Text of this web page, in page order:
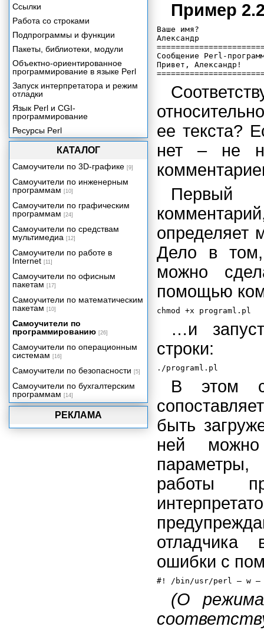
Пример
Ваше имя?
Александр
Сообщение Perl-
Привет, Александр!
ее текста?
нет – не
Первый
определяет
Дело в том,
можно
помощью
…и
строки:
В этом
быть
ней можно
работы
отладчика
ошибки с
(О
РЕКЛАМА
Ссылки
Работа со строками
Подпрограммы и функции
Пакеты, библиотеки, модули
Объектно-ориентированное
программирование в языке Perl
Запуск интерпретатора и режим
отладки
Язык Perl и CGI-
программирование
Ресурсы Perl
КАТАЛОГ
Самоучители по 3D-графике [9]
Самоучители по инженерным
программам [10]
Самоучители по графическим
программам [24]
Самоучители по средствам
мультимедиа [12]
Самоучители по работе в
Internet [11]
Самоучители по офисным
пакетам [17]
Самоучители по математическим
пакетам [10]
Самоучители по
программированию [26]
Самоучители по операционным
системам [16]
Самоучители по безопасности [5]
Самоучители по бухгалтерским
программам [14]